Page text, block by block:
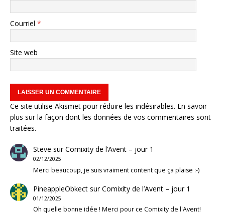
Courriel *
Site web
Ce site utilise Akismet pour réduire les indésirables. En savoir
plus sur la façon dont les données de vos commentaires sont
traitées.
Steve surComixity de l’Avent – jour 1
02/12/2025
Merci beaucoup, je suis vraiment content que ça plaise :-)
PineappleObkectsurComixity de l’Avent – jour 1
01/12/2025
Oh quelle bonne idée ! Merci pour ce Comixity de l'Avent!